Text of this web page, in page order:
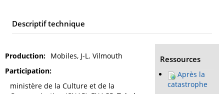
Descriptif technique
Production
Mobiles, J-L. Vilmouth
Participation
ministère de la Culture et de la
Ressources
Après la
catastrophe